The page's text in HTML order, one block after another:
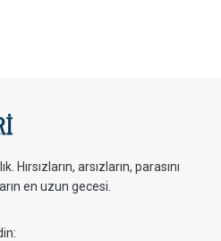
Hırsızların, arsızların, parasını
en uzun gecesi.